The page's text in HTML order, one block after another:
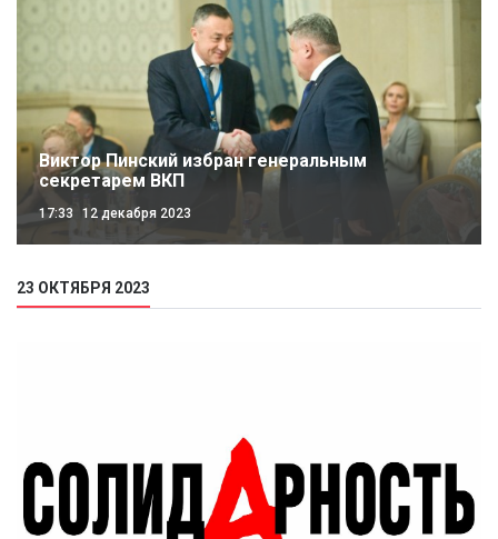
Виктор Пинский избран генеральным
секретарем ВКП
17:33 12 декабря 2023
23 ОКТЯБРЯ 2023